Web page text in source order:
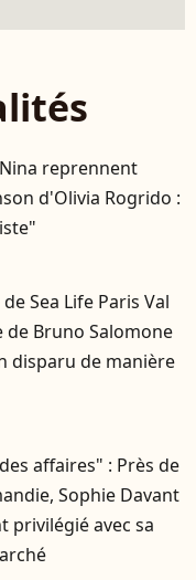
reprennent
d'Olivia Rogrido :
Sea Life Paris Val
Bruno Salomone
disparu de manière
affaires" : Près de
Sophie Davant
privilégié avec sa